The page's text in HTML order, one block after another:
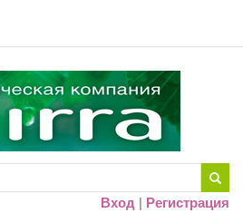
Вход | Регистрация